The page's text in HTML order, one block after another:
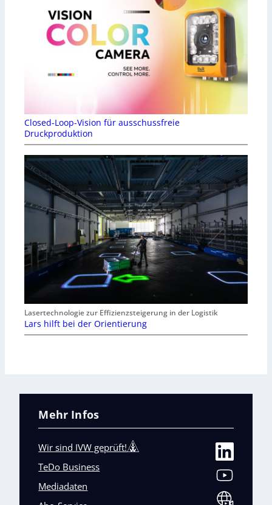
Closed-Loop-Vision für ausschussfreie
Druckproduktion
Lasertechnologie zur Effizienzsteigerung in der Logistik
Lars hilft bei der Orientierung
Mehr Infos
Wir sind IVW geprüft!
TeDo Business
Mediadaten